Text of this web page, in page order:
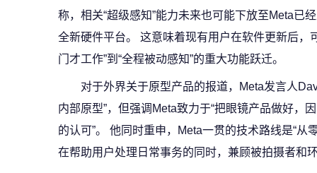
称，相关“超级感知”能力未来也可能下放至Meta已
全新硬件平台。 这意味着现有用户在软件更新后，
门才工作”到“全程被动感知”的重大功能跃迁。
对于外界关于原型产品的报道，Meta发言人
内部原型”，但强调Meta致力于“把眼镜产品做好，
的认可”。 他同时重申，Meta一贯的技术路线是“从
在帮助用户处理日常事务的同时，兼顾被拍摄者和